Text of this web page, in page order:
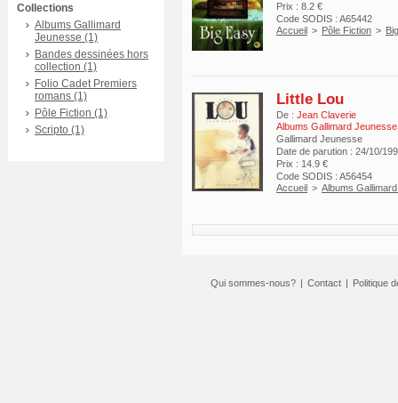
Collections
Albums Gallimard
Jeunesse (1)
Bandes dessinées hors
collection (1)
Folio Cadet Premiers
romans (1)
Pôle Fiction (1)
Scripto (1)
Prix : 8.2 €
Code SODIS : A65442
Accueil > Pôle Fiction >
Little Lou
De : Jean Claverie
Albums Gallimard Jeunesse
Gallimard Jeunesse
Date de parution : 24/10/
Prix : 14.9 €
Code SODIS : A56454
Accueil > Albums
Qui sommes-nous? | Contact | Politique